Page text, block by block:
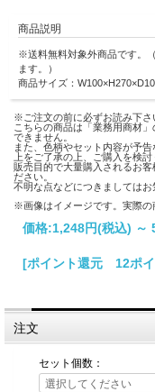
商品説明
※送料無料対象外商品です。
ます。）
商品サイズ：
※ご注文の前に必ずお読み下さ
こちらの商品は「業務用商材
できません。
また、色柄やセット内容が予
上をご了承の上、ご購入を検討
販売目的で大量購入されるお
ださい。
不明な点などにつきましてはお
※画像はイメージです。実際の
価格:1,248円(税込) ～
[ポイント還元 12ポ
注文
セット個数：